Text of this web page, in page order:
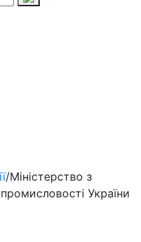
/Міністерство з
України